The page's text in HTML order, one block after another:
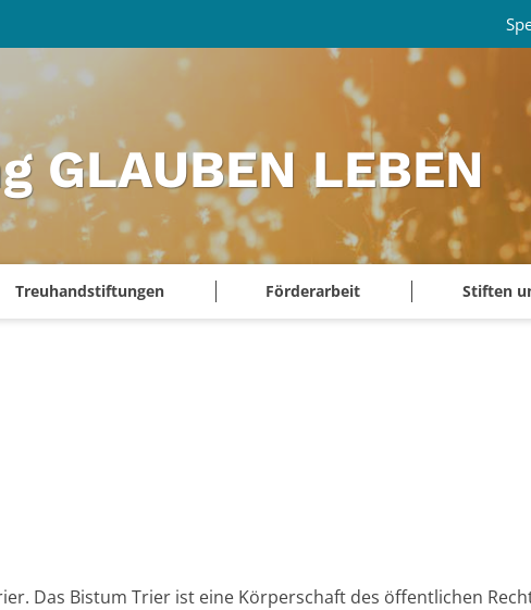
GLAUBEN LEBEN
Treuhandstiftungen Förderarbeit Stiften
Das Bistum Trier ist eine Körperschaft des öffentlichen